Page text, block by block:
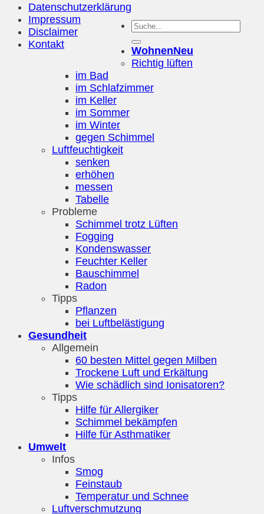
Datenschutzerklärung
Impressum
Disclaimer
Kontakt
Wohnen
Richtig lüften
im Bad
im Schlafzimmer
im Keller
im Sommer
im Winter
gegen Schimmel
Luftfeuchtigkeit
senken
erhöhen
messen
Tabelle
Probleme
Schimmel trotz Lüften
Fogging
Kondenswasser
Feuchter Keller
Bauschimmel
Radon
Tipps
Pflanzen
bei Luftbelästigung
Gesundheit
Allgemein
60 besten Mittel gegen Milben
Trockene Luft und Erkältung
Wie schädlich sind Ionisatoren?
Tipps
Hilfe für Allergiker
Schimmel bekämpfen
Hilfe für Asthmatiker
Umwelt
Infos
Smog
Feinstaub
Temperatur und Schnee
Luftverschmutzung